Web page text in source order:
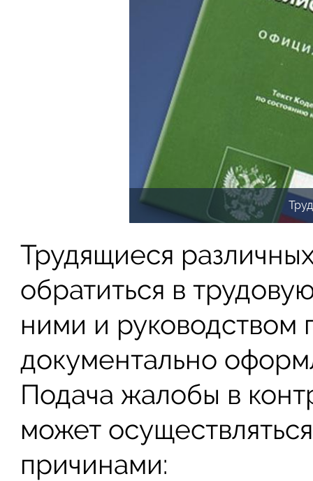
Трудящиеся
обратиться в
ними и руководством
документально
Подача жалобы в
может
причинами: